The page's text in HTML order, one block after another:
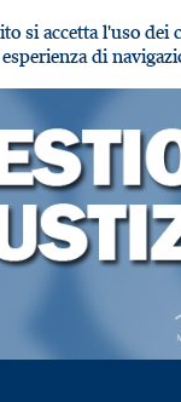
si accetta l'uso dei
di